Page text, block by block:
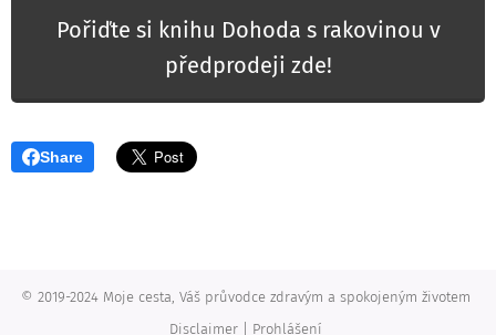
Pořiďte si knihu Dohoda s rakovinou v
předprodeji zde!
Share
© 2019-2024 Moje cesta, Váš průvodce zdravým a spokojeným životem
Disclaimer | Prohlášení